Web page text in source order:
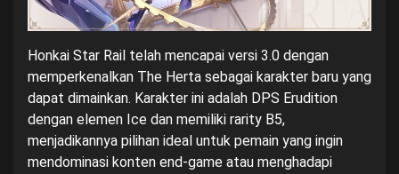
Honkai Star Rail telah mencapai versi 3.0 dengan
memperkenalkan The Herta sebagai karakter baru yang
dapat dimainkan. Karakter ini adalah DPS Erudition
dengan elemen Ice dan memiliki rarity B5,
menjadikannya pilihan ideal untuk pemain yang ingin
mendominasi konten end-game atau menghadapi